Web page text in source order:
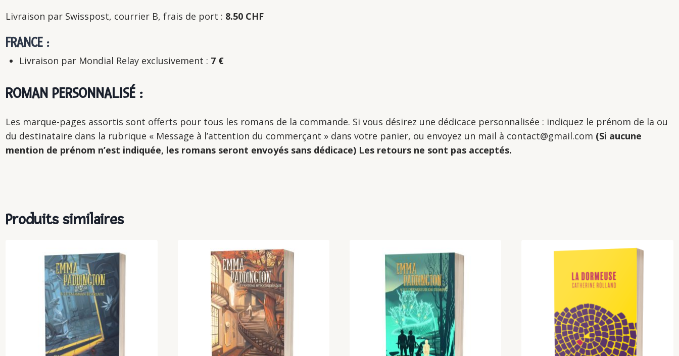
Livraison par Swisspost, courrier B, frais de port : 8.50 CHF
FRANCE :
Livraison par Mondial Relay exclusivement : 7 €
ROMAN PERSONNALISÉ :
Les marque-pages assortis sont offerts pour tous les romans de la commande. Si vous désirez une dédicace personnalisée : indiquez le prénom de la ou
du destinataire dans la rubrique « Message à l’attention du commerçant » dans votre panier, ou envoyez un mail à contact@gmail.com (Si aucune
mention de prénom n’est indiquée, les romans seront envoyés sans dédicace) Les retours ne sont pas acceptés.
Produits similaires